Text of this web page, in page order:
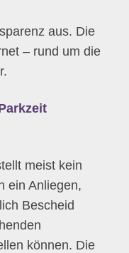
aus. Die
– rund um die
meist kein
ein Anliegen,
Bescheid
können. Die